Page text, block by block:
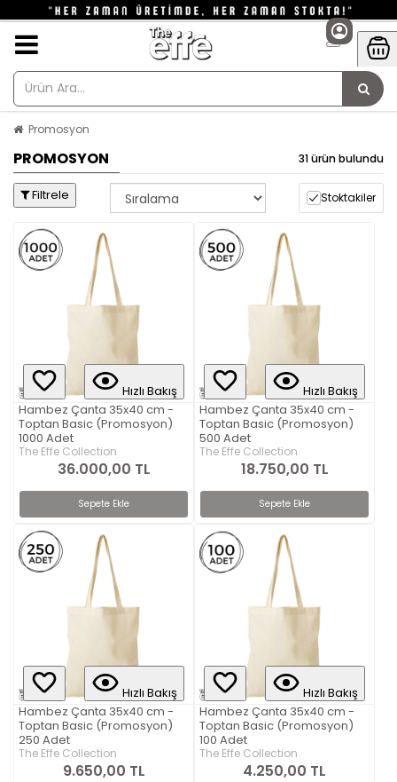
Promosyon
PROMOSYON 31 ürün bulundu
Filtrele Stoktakiler
Hızlı Bakış
Hambez Çanta 35x40 cm -
Toptan Basic (Promosyon)
1000 Adet
The Effe Collection
36.000,00 TL
Sepete Ekle
Hızlı Bakış
Hambez Çanta 35x40 cm -
Toptan Basic (Promosyon)
500 Adet
The Effe Collection
18.750,00 TL
Sepete Ekle
Hızlı Bakış
Hambez Çanta 35x40 cm -
Toptan Basic (Promosyon)
250 Adet
The Effe Collection
9.650,00 TL
Hızlı Bakış
Hambez Çanta 35x40 cm -
Toptan Basic (Promosyon)
100 Adet
The Effe Collection
4.250,00 TL